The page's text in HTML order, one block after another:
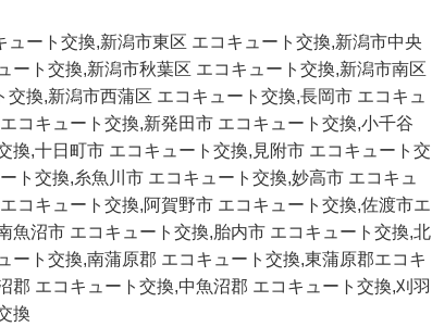
ート交換,新潟市東区 エコキュート交換,新潟市中央
ート交換,新潟市秋葉区 エコキュート交換,新潟市南区
換,新潟市西蒲区 エコキュート交換,長岡市 エコキュ
コキュート交換,新発田市 エコキュート交換,小千谷
換,十日町市 エコキュート交換,見附市 エコキュート交
ト交換,糸魚川市 エコキュート交換,妙高市 エコキュ
コキュート交換,阿賀野市 エコキュート交換,佐渡市エ
魚沼市 エコキュート交換,胎内市 エコキュート交換,北
ート交換,南蒲原郡 エコキュート交換,東蒲原郡エコキ
郡 エコキュート交換,中魚沼郡 エコキュート交換,刈羽
換